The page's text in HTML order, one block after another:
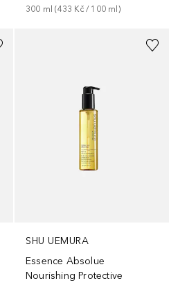
300 ml (433 Kč / 100 ml )
SHU UEMURA
Essence Absolue
Nourishing Protective